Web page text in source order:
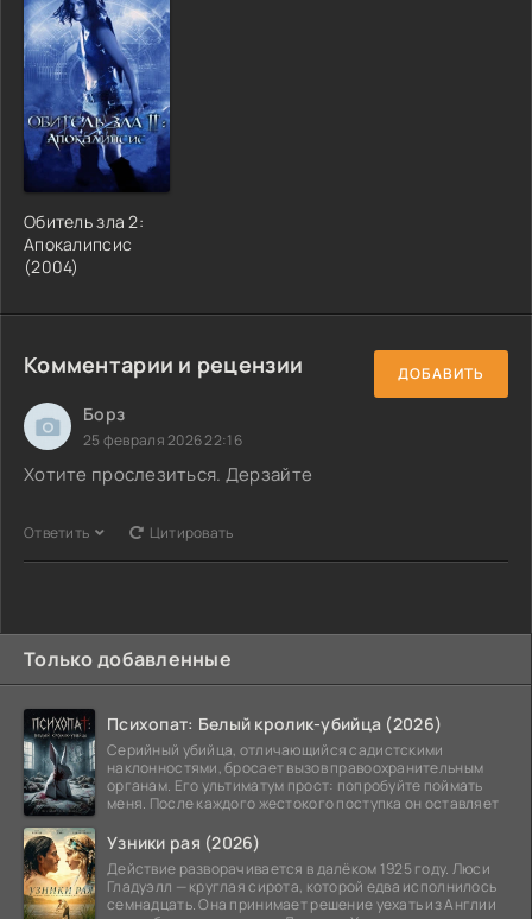
Обитель зла 2:
Апокалипсис
(2004)
Комментарии и рецензии ДОБАВИТЬ
Борз
25 февраля 2026 22:16
Хотите прослезиться. Дерзайте
Ответить Цитировать
Только добавленные
Психопат: Белый кролик-убийца (2026)
Серийный убийца, отличающийся садистскими
наклонностями, бросает вызов правоохранительным
органам. Его ультиматум прост: попробуйте поймать
меня. После каждого жестокого поступка он оставляет
Узники рая (2026)
Действие разворачивается в далёком 1925 году. Люси
Гладуэлл — круглая сирота, которой едва исполнилось
семнадцать. Она принимает решение уехать из Англии